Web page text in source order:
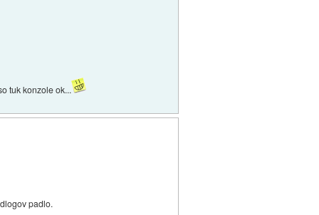
tuk konzole ok...
padlo.